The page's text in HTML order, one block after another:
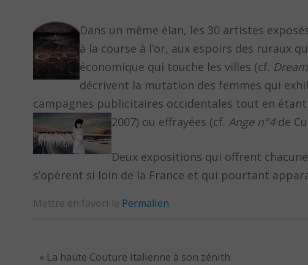
Dans un même élan, les 30 artistes
à la course à l’or, aux espoirs des ruraux
économique qui touche les villes (cf.
décrivent la mutation des femmes qui
campagnes publicitaires occidentales tout en
2007) ou effrayées (cf. Ange n°4de
Deux expositions qui offrent
s’opèrent si loin de la France et qui pourtant
Mettre en favori le Permalien.
« La haute Couture italienne à son zénith